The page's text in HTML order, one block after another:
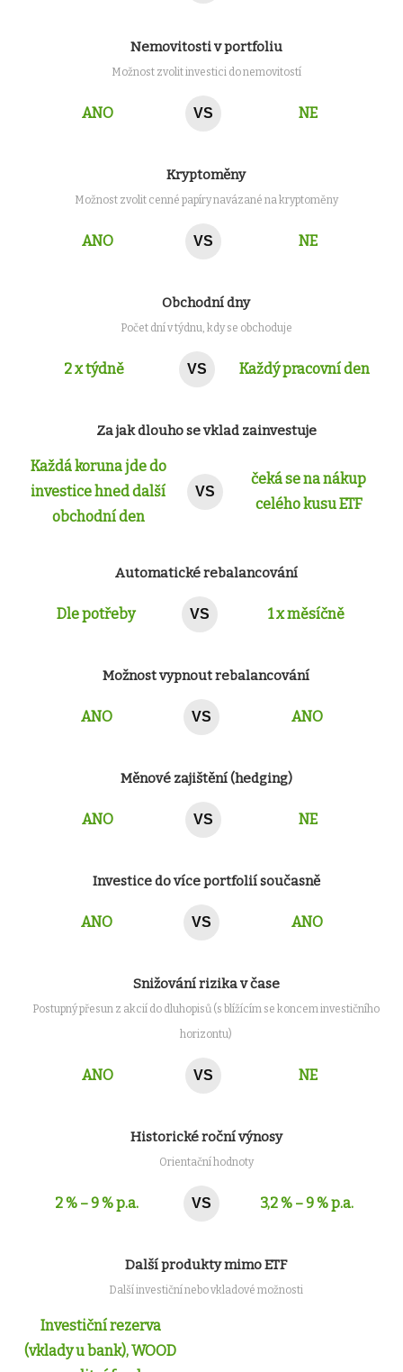
Nemovitosti v portfoliu
Možnost zvolit investici do nemovitostí
ANO VS NE
Kryptoměny
Možnost zvolit cenné papíry navázané na kryptoměny
ANO VS NE
Obchodní dny
Počet dní v týdnu, kdy se obchoduje
2 x týdně VS Každý pracovní den
Za jak dlouho se vklad zainvestuje
Každá koruna jde do
investice hned další
obchodní den
VS
čeká se na nákup
celého kusu ETF
Automatické rebalancování
Dle potřeby VS 1 x měsíčně
Možnost vypnout rebalancování
ANO VS ANO
Měnové zajištění (hedging)
ANO VS NE
Investice do více portfolií současně
ANO VS ANO
Snižování rizika v čase
Postupný přesun z akcií do dluhopisů (s blížícím se koncem investičního
horizontu)
ANO VS NE
Historické roční výnosy
Orientační hodnoty
2 % – 9 % p.a. VS 3,2 % – 9 % p.a.
Další produkty mimo ETF
Další investiční nebo vkladové možnosti
Investiční rezerva
(vklady u bank), WOOD